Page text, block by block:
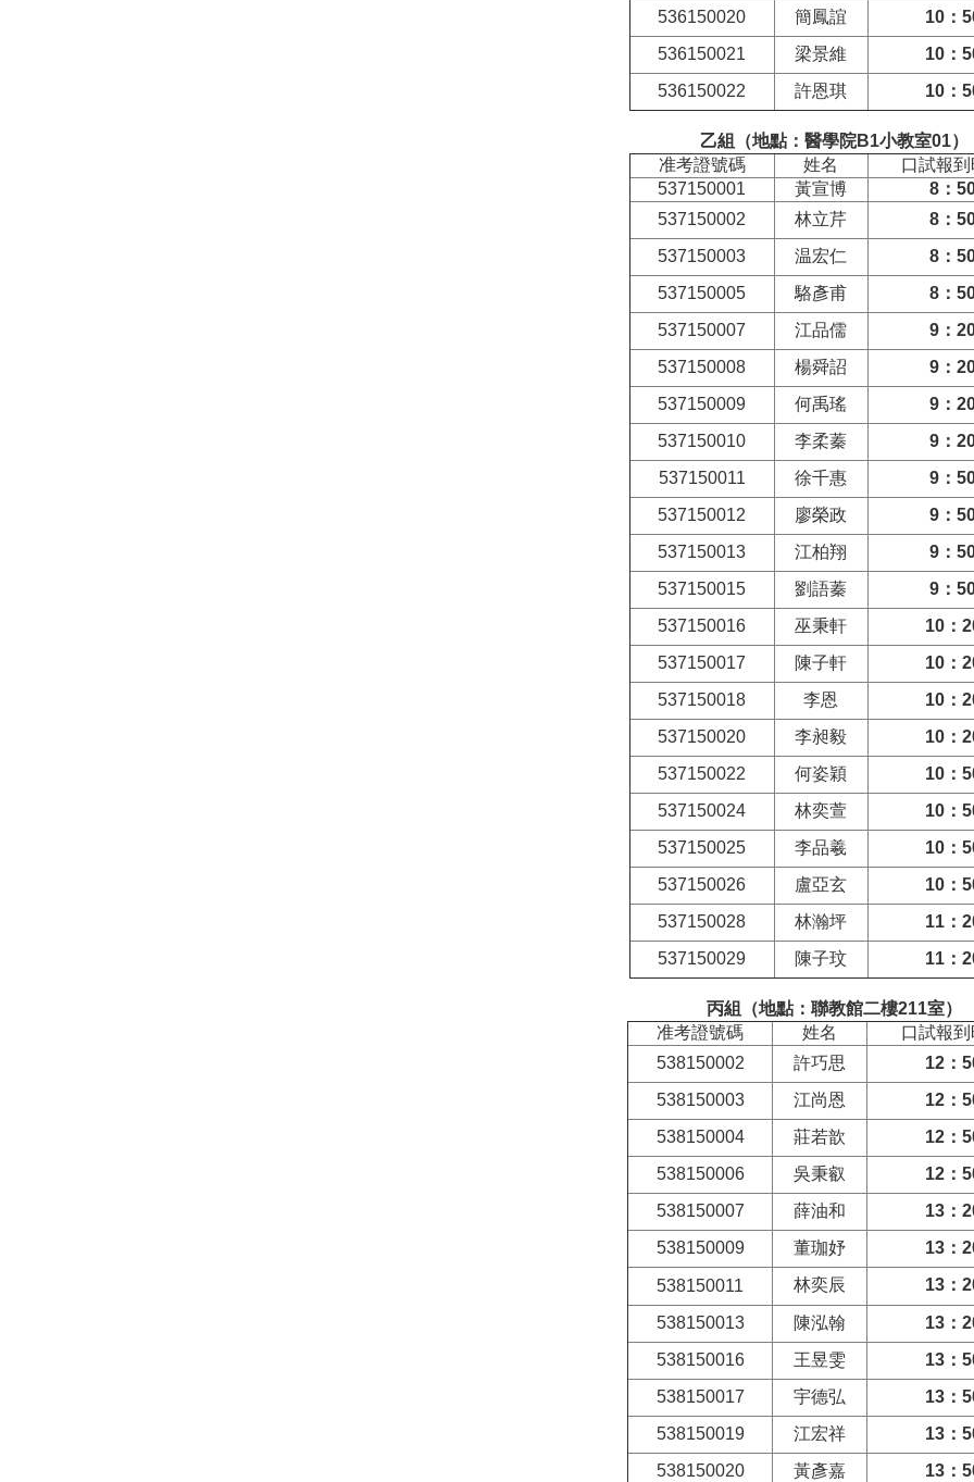
536150020
簡鳳誼 10：
536150021
梁景維 10：
536150022
許恩琪 10：
乙組（地點：醫學院B1小教室01）
准考證號碼
姓名
口試報到
537150001
黃宣博 8 ：
537150002
林立芹 8 ：
537150003
温宏仁 8 ：
537150005
駱彥甫 8 ：
537150007
江品儒 9 ：
537150008
楊舜詔 9 ：
537150009
何禹瑤 9 ：
537150010
李柔蓁 9 ：
537150011
徐千惠 9 ：
537150012
廖榮政 9 ：
537150013
江柏翔 9 ：
537150015
劉語蓁 9 ：
537150016
巫秉軒 10：
537150017
陳子軒 10：
537150018
李恩 10：
537150020
李昶毅 10：
537150022
何姿穎 10：
537150024
林奕萱 10：
537150025
李品羲 10：
537150026
盧亞玄 10：
537150028
林瀚坪 11：
537150029
陳子玟 11：
丙組（地點：聯教館二樓211室）
准考證號碼
姓名
口試報到
538150002
許巧思 12 ：
538150003
江尚恩 12 ：
538150004
莊若歆 12 ：
538150006
吳秉叡 12 ：
538150007
薛油和 13 ：
538150009
董珈妤 13 ：
538150011 林奕辰 13 ：
538150013 陳泓翰 13 ：
538150016
王昱雯 13 ：
538150017
宇德弘 13 ：
538150019
江宏祥 13 ：
538150020
黃彥嘉 13 ：